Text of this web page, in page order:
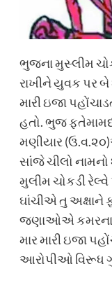
ભુજના મુસ્લીમ
રાખીને યુવક પર બે
મારી ઇજા
હતો. ભુજ
મણીયાર
સાંજે ચીલો
મુલીમ ચોકડી
ઘાંચીએ તુ અક્ષાને
જણાઓએ કમરના
માર મારી ઇજા
આરોપીઓ વિરૂધ